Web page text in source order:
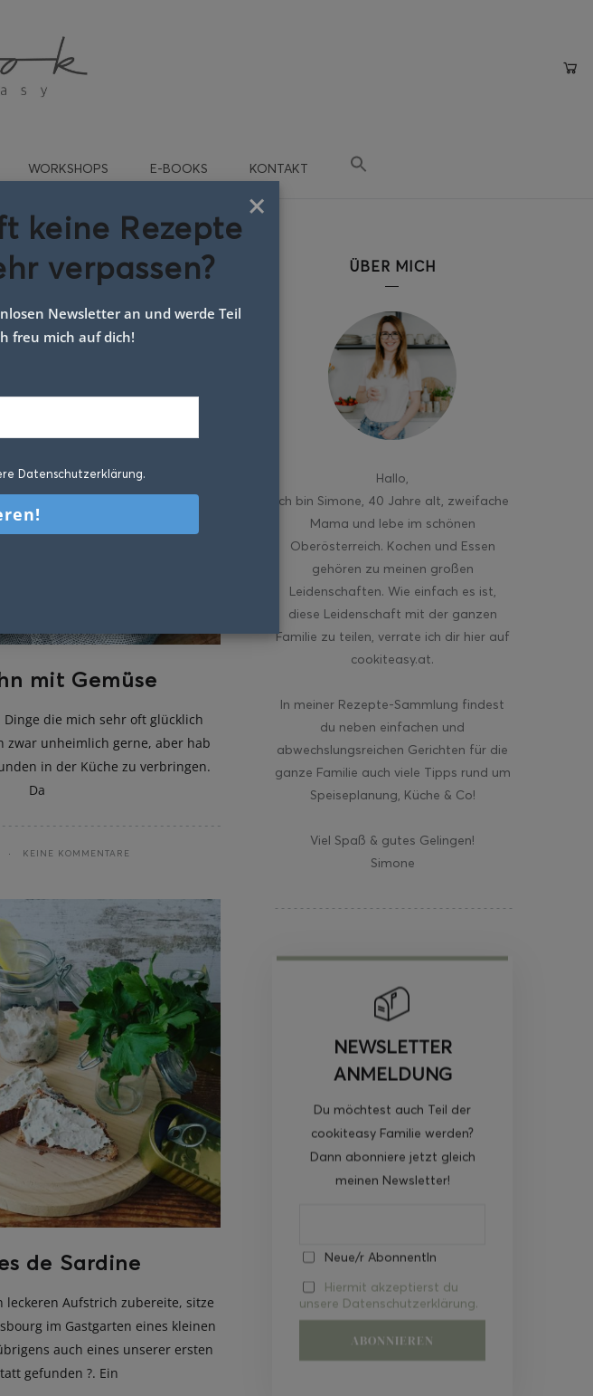
WORKSHOPS E-BOOKS KONTAKT
mit Gemüse
die mich sehr oft glücklich
zwar unheimlich gerne, aber hab
in der Küche zu verbringen.
Da
KEINE KOMMENTARE
de Sardine
leckeren Aufstrich zubereite, sitze
im Gastgarten eines kleinen
auch eines unserer ersten
gefunden ?. Ein
ÜBER MICH
Hallo
ich bin Simone, 40 Jahre alt, zweifache
Mama und lebe im schönen
Oberösterreich. Kochen und Essen
gehören zu meinen großen
Leidenschaften. Wie einfach es ist,
diese Leidenschaft mit der ganzen
Familie zu teilen, verrate ich dir hier auf
cookiteasy.at.
In meiner Rezepte-Sammlung findest
du neben einfachen und
abwechslungsreichen Gerichten für die
ganze Familie auch viele Tipps rund um
Speiseplanung, Küche & Co!
Viel Spaß & gutes Gelingen!
Simone
NEWSLETTER
ANMELDUNG
Du möchtest auch Teil der
cookiteasy Familie werden?
Dann abonniere jetzt gleich
meinen Newsletter!
Neue/r AbonnentIn
Hiermit akzeptierst du
unsere Datenschutzerklärung.
×
keine Rezepte
verpassen?
Newsletter an und werde Teil
freu mich auf dich!
Datenschutzerklärung.